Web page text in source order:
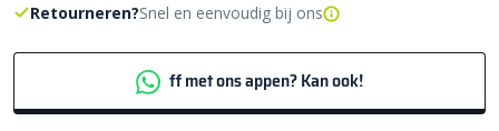
Retourneren?Snel en eenvoudig bij ons
ff met ons appen? Kan ook!